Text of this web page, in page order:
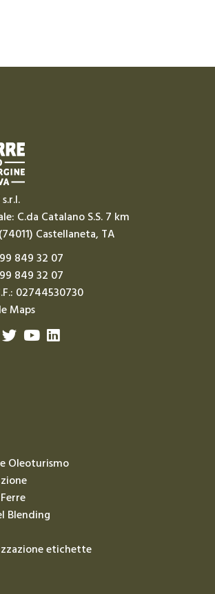
s.r.l.
C.da Catalano S.S. 7 km
Castellaneta, TA
849 32 07
849 32 07
02744530730
Maps
Oleoturismo
Blending
etichette